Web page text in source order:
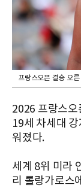
프랑스오픈 결승 오
2026 프랑스오
19세 차세대
워졌다.
세계 8위 미라
리 롤랑가로스